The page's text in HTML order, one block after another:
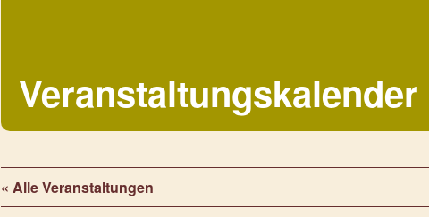
Veranstaltungskalender
« Alle Veranstaltungen